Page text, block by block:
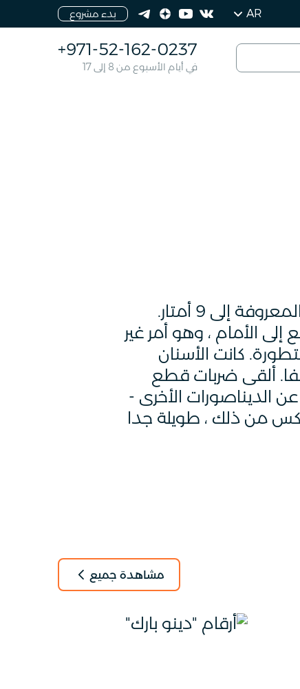
AR بدء مشروع
+971-52-162-0237
في أيام الأسبوع من 8 إلى 17
إنه الأسرع بين الديناصورات المفترسة الكبيرة. وصل طول العينة المفترسة الوحيدة المعروفة إلى 9 أمتار.
الأمام ، وهو أمر غير
كانت الأسنان
ألقى ضربات قطع
الديناصورات الأخرى -
من ذلك ، طويلة جدا
مشاهدة جميع